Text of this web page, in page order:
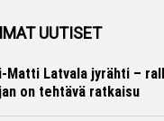
UUTISET
Matti Latvala jyrähti –
on tehtävä ratkaisu